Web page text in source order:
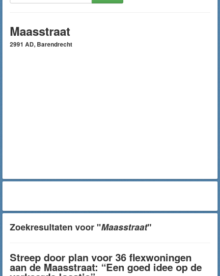
Maasstraat
2991 AD, Barendrecht
Zoekresultaten voor "Maasstraat"
Streep door plan voor 36 flexwoningen
aan de Maasstraat: “Een goed idee op de